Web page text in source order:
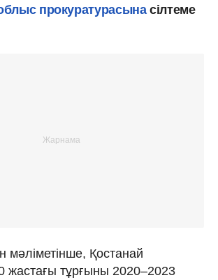
прокуратурасынаcілтеме
мәліметінше, Қостанай
жастағы тұрғыны 2020–2023